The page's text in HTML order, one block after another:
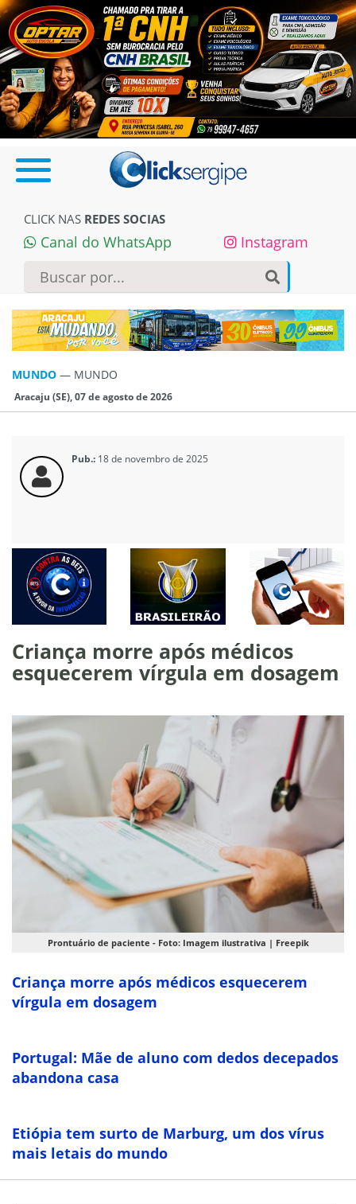
CLICK NAS REDES SOCIAS
Canal do WhatsApp Instagram
MUNDO — MUNDO
Aracaju (SE), 07 de agosto de 2026
Pub.: 18 de novembro de 2025
Criança morre após médicos
esquecerem vírgula em dosagem
Prontuário de paciente - Foto: Imagem ilustrativa | Freepik
Criança morre após médicos esquecerem
vírgula em dosagem
Portugal: Mãe de aluno com dedos decepados
abandona casa
Etiópia tem surto de Marburg, um dos vírus
mais letais do mundo